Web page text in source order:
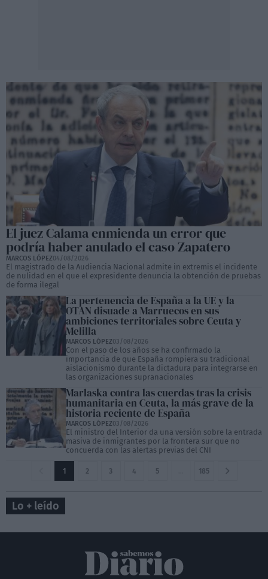
El juez Calama enmienda un error que
podría haber anulado el caso Zapatero
MARCOS LÓPEZ04/08/2026
El magistrado de la Audiencia Nacional admite in extremis el incidente
de nulidad en el que el expresidente denuncia la obtención de pruebas
de forma ilegal
La pertenencia de España a la UE y la
OTAN disuade a Marruecos en sus
ambiciones territoriales sobre Ceuta y
Melilla
MARCOS LÓPEZ03/08/2026
Con el paso de los años se ha confirmado la
importancia de que España rompiera su tradicional
aislacionismo durante la dictadura para integrarse en
las organizaciones supranacionales
Marlaska contra las cuerdas tras la crisis
humanitaria en Ceuta, la más grave de la
historia reciente de España
MARCOS LÓPEZ03/08/2026
El ministro del Interior da una versión sobre la entrada
masiva de inmigrantes por la frontera sur que no
concuerda con las alertas previas del CNI
1 2 3 4 5 185
Lo + leído